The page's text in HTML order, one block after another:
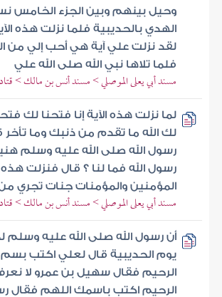
وحيل بينهم وبين الجزء الخامس
الهدي بالحديبية فلما نزلت هذه
لقد نزلت علي آية هي أحب إلي من
فلما تلاها نبي الله صلى الله علي
مسند أبي يعلى الموصلي > مسند أنس بن مالك >
لما نزلت هذه الآية إنا فتحنا لك
لك الله ما تقدم من ذنبك وما
رسول الله صلى الله عليه وسلم
رسول الله فما لنا ؟ قال فنزلت هذه
المؤمنين والمؤمنات جنات تجري من
مسند أبي يعلى الموصلي > مسند أنس بن مالك >
أن رسول الله صلى الله عليه وسلم
يوم الحديبية قال لعلي اكتب بسم
الرحيم فقال سهيل بن عمرو لا
الرحيم اكتب باسمك اللهم فقال